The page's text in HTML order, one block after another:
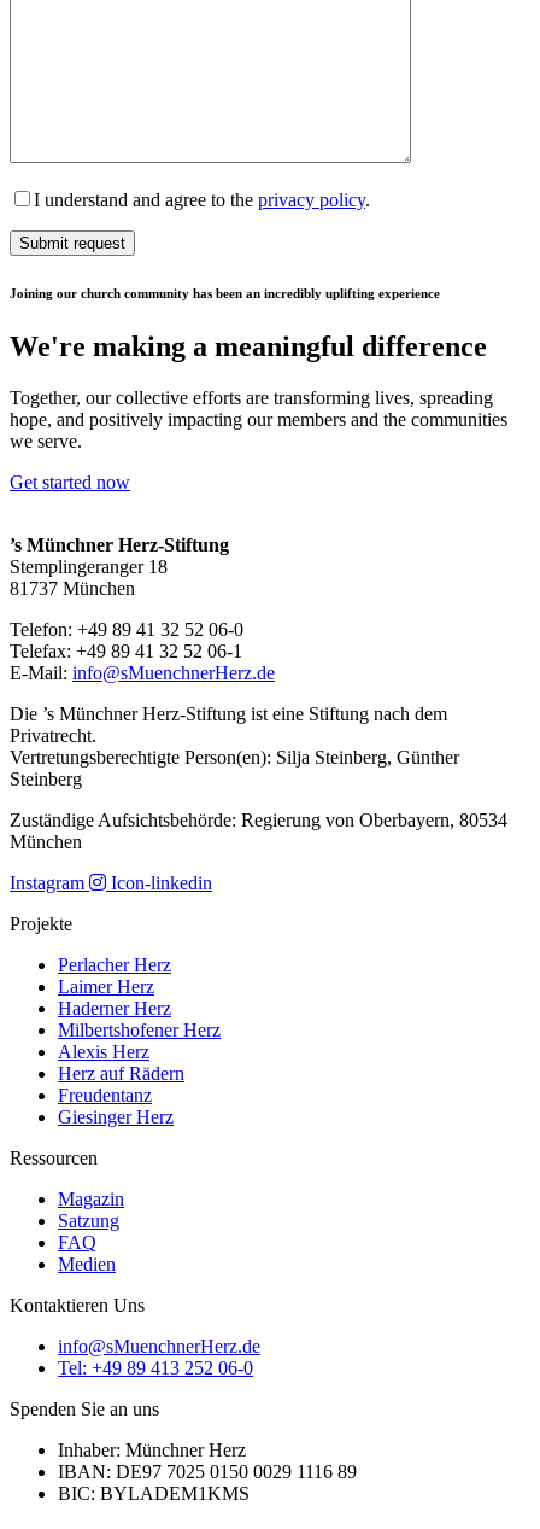
I understand and agree to the privacy policy.
Joining our church community has been an incredibly uplifting experience
We're making a meaningful difference
Together, our collective efforts are transforming lives, spreading
hope, and positively impacting our members and the communities
we serve.
Get started now
’s Münchner Herz-Stiftung
Stemplingeranger 18
81737 München
Telefon: +49 89 41 32 52 06-0
Telefax: +49 89 41 32 52 06-1
E-Mail: info@sMuenchnerHerz.de
Die ’s Münchner Herz-Stiftung ist eine Stiftung nach dem
Privatrecht.
Vertretungsberechtigte Person(en): Silja Steinberg, Günther
Steinberg
Zuständige Aufsichtsbehörde: Regierung von Oberbayern, 80534
München
Instagram
Icon-linkedin
Projekte
Perlacher Herz
Laimer Herz
Haderner Herz
Milbertshofener Herz
Alexis Herz
Herz auf Rädern
Freudentanz
Giesinger Herz
Ressourcen
Magazin
Satzung
FAQ
Medien
Kontaktieren Uns
info@sMuenchnerHerz.de
Tel: +49 89 413 252 06-0
Spenden Sie an uns
Inhaber: Münchner Herz
IBAN: DE97 7025 0150 0029 1116 89
BIC: BYLADEM1KMS